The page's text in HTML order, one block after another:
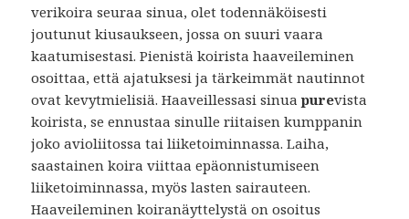
verikoira seuraa sinua, olet todennäköisesti
joutunut kiusaukseen, jossa on suuri vaara
kaatumisestasi. Pienistä koirista haaveileminen
osoittaa, että ajatuksesi ja tärkeimmät nautinnot
ovat kevytmielisiä. Haaveillessasi sinuapurevista
koirista, se ennustaa sinulle riitaisen kumppanin
joko avioliitossa tai liiketoiminnassa. Laiha,
saastainen koira viittaa epäonnistumiseen
liiketoiminnassa, myös lasten sairauteen.
Haaveileminen koiranäyttelystä on osoitus